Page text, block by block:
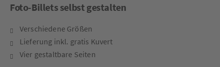
Foto-Billets selbst gestalten
Verschiedene Größen
Lieferung inkl. gratis Kuvert
Vier gestaltbare Seiten